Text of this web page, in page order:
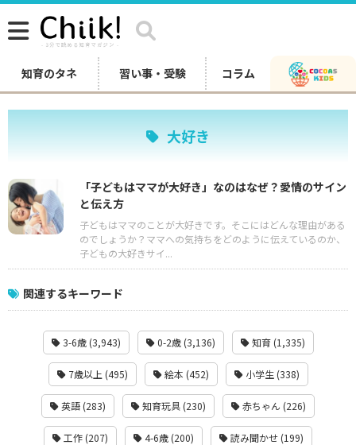
知育のタネ 習い事・受験 コラム
大好き
「子どもはママが大好き」なのはなぜ？愛情のサイン
と伝え方
子どもはママのことが大好きです。そこにはどんな理由がある
のでしょうか？ママへの気持ちをどのように伝えているのか、
子どもの大好きサイ...
関連するキーワード
3-6歳 (3,943) 0-2歳 (3,136) 知育 (1,335)
7歳以上 (495) 絵本 (452) 小学生 (338)
英語 (283) 知育玩具 (230) 赤ちゃん (226)
工作 (207) 4-6歳 (200) 読み聞かせ (199)